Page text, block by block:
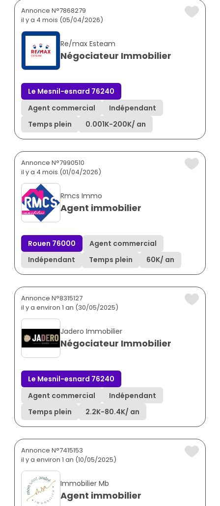
Annonce N°7868279
il y a 4 mois (05/04/2026)
Re/max Esteam
Négociateur Immobilier
Le Mesnil-esnard 76240
Agent commercial
Indépendant
Temps plein
0.001K-200K/ an
Annonce N°7990510
il y a 4 mois (01/04/2026)
Rmcs Immo
Agent immobilier
Rouen 76000
Agent commercial
Indépendant
Temps plein 60K/ an
Annonce N°8315127
il y a environ 1 an (30/05/2025)
Jadero Immobilier
Négociateur Immobilier
Le Mesnil-esnard 76240
Agent commercial
Indépendant
Temps plein
2.2K-80.4K/ an
Annonce N°7415153
il y a environ 1 an (10/05/2025)
Immobilier Mb
Agent immobilier